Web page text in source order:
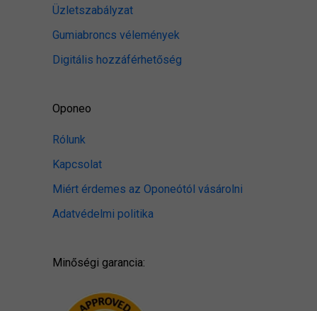
Üzletszabályzat
Gumiabroncs vélemények
Digitális hozzáférhetőség
Oponeo
Rólunk
Kapcsolat
Miért érdemes az Oponeótól vásárolni
Adatvédelmi politika
Minőségi garancia: